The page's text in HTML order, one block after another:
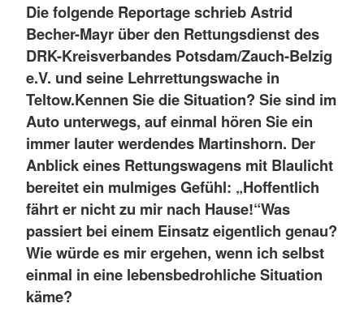
Die folgende Reportage schrieb Astrid
Becher-Mayr über den Rettungsdienst des
DRK-Kreisverbandes Potsdam/Zauch-Belzig
e.V. und seine Lehrrettungswache in
Teltow.Kennen Sie die Situation? Sie sind im
Auto unterwegs, auf einmal hören Sie ein
immer lauter werdendes Martinshorn. Der
Anblick eines Rettungswagens mit Blaulicht
bereitet ein mulmiges Gefühl: „Hoffentlich
fährt er nicht zu mir nach Hause!“Was
passiert bei einem Einsatz eigentlich genau?
Wie würde es mir ergehen, wenn ich selbst
einmal in eine lebensbedrohliche Situation
käme?